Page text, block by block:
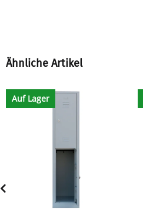
Ähnliche Artikel
Auf Lager